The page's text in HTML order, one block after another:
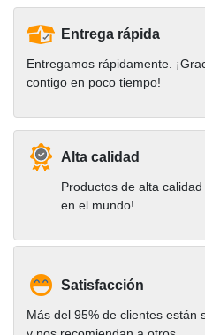
Entrega rápida
Entregamos rápidamente.
contigo en poco tiempo!
Alta calidad
Productos de alta
en el mundo!
Satisfacción
Más del 95% de clientes están